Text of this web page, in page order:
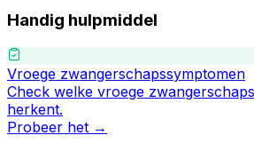
Handig hulpmiddel
Vroege zwangerschapssymptomen
Check welke vroege
herkent.
Probeer het →